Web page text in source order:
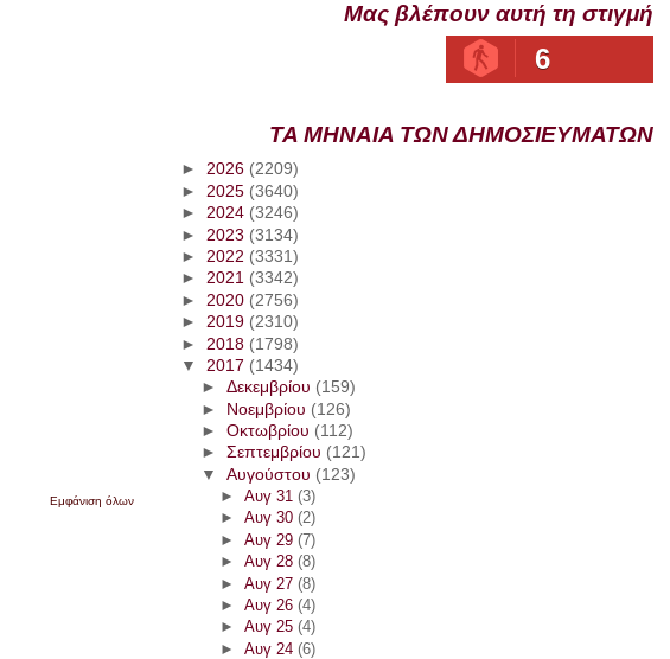
Εμφάνιση όλων
Μας βλέπουν αυτή τη στιγμή
6
ΤΑ ΜΗΝΑΙΑ ΤΩΝ ΔΗΜΟΣΙΕΥΜΑΤΩΝ
►2026 (2209)
► 2025 (3640)
►2024 (3246)
► 2023 (3134)
► 2022 (3331)
►2021 (3342)
► 2020 (2756)
►2019 (2310)
► 2018 (1798)
▼ 2017 (1434)
► Δεκεμβρίου (159)
► Νοεμβρίου (126)
► Οκτωβρίου (112)
► Σεπτεμβρίου (121)
▼ Αυγούστου (123)
► Αυγ 31 (3)
► Αυγ 30 (2)
► Αυγ 29 (7)
► Αυγ 28 (8)
► Αυγ 27 (8)
► Αυγ 26 (4)
► Αυγ 25 (4)
► Αυγ 24 (6)